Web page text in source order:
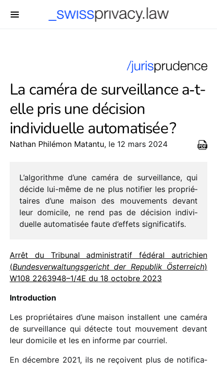
La caméra de surveillance a‑t-
elle pris une décision
individuelle automatisée ?
Nathan Philémon Matantu, le 12 mars 2024
L’algorithme d’une caméra de surveillance, qui
décide lui-même de ne plus noti­fier les proprié­
taires d’une maison des mouve­ments devant
leur domi­cile, ne rend pas de déci­sion indi­vi­
duelle auto­ma­ti­sée faute d’effets significatifs.
Arrêt du Tribunal admi­nis­tra­tif fédé­ral autri­chien
(Bundesverwaltungsgericht der Republik Österreich)
W108 2263948–1/4E du 18 octobre 2023
Introduction
Les proprié­taires d’une maison installent une caméra
de surveillance qui détecte tout mouve­ment devant
leur domi­cile et les en informe par courriel.
En décembre 2021, ils ne reçoivent plus de noti­fi­ca­